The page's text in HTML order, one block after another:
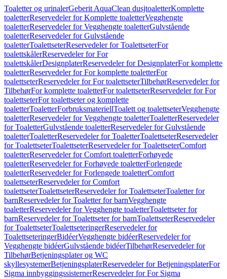
Toaletter og urinalerGeberit AquaClean dusjtoaletterKomplette
toaletterReservedeler for Komplette toaletterVegghengte
toaletterReservedeler for Vegghengte toaletterGulvstående
toaletterReservedeler for Gulvstående
toaletterToalettseterReservedeler for ToalettseterFor
toalettskålerReservedeler for For
toalettskålerDesignplaterReservedeler for DesignplaterFor komplette
toaletterReservedeler for For komplette toaletterFor
toalettseterReservedeler for For toalettseterTilbehørReservedeler for
TilbehørFor komplette toaletterFor toalettseterReservedeler for For
toalettseterFor toalettseter og komplette
toaletterToaletterForbruksmateriellToalett og toalettseterVegghengte
toaletterReservedeler for Vegghengte toaletterToaletterReservedeler
for ToaletterGulvstående toaletterReservedeler for Gulvstående
toaletterToaletterReservedeler for ToaletterToalettseterReservedeler
for ToalettseterToalettseterReservedeler for ToalettseterComfort
toaletterReservedeler for Comfort toaletterForhøyede
toaletterReservedeler for Forhøyede toaletterForlengede
toaletterReservedeler for Forlengede toaletterComfort
toalettseterReservedeler for Comfort
toalettseterToalettseterReservedeler for ToalettseterToaletter for
barnReservedeler for Toaletter for barnVegghengte
toaletterReservedeler for Vegghengte toaletterToalettseter for
barnReservedeler for Toalettseter for barnToalettseterReservedeler
for ToalettseterToalettseteringerReservedeler for
ToalettseteringerBidéerVegghengte bidéerReservedeler for
Vegghengte bidéerGulvstående bidéerTilbehørReservedeler for
TilbehørBetjeningsplater og WC
skyllesystemerBetjeningsplaterReservedeler for BetjeningsplaterFor
Sigma innbyggingssisternerReservedeler for For Sigma